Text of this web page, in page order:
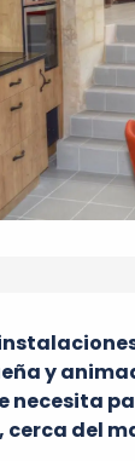
y
necesita
cerca del